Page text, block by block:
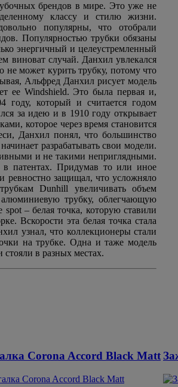
брендов в мире. Это уже не
классу и стилю жизни.
популярны, что отобрали
Популярностью трубки обязаны
энергичный и целеустремленный
виноват случай. Данхил увлекался
не может курить трубку, потому что
Альфред Данхил рисует модель
ее Windshield. Это была первая и,
году, который и считается годом
за идею и в 1910 году открывает
которое через время становится
Данхил понял, что большинство
разрабатывать свои модели.
и не такими неприглядными.
в патентах. Придумав то или иное
ревностно защищал, что усложняло
Dunhill увеличивать объем
трубку, облегчающую
– белая точка, которую ставили
Вскорости эта белая точка стала
узнал, что коллекционеры стали
на трубке. Одна и таже модель
стояли в разных местах.
Corona Accord Black Matt